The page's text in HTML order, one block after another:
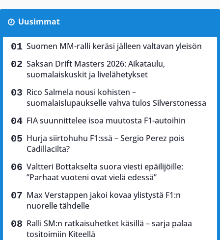
Uusimmat
Suomen MM-ralli keräsi jälleen valtavan yleisön
Saksan Drift Masters 2026: Aikataulu,
suomalaiskuskit ja livelähetykset
Rico Salmela nousi kohisten –
suomalaislupaukselle vahva tulos Silverstonessa
FIA suunnittelee isoa muutosta F1-autoihin
Hurja siirtohuhu F1:ssä – Sergio Perez pois
Cadillacilta?
Valtteri Bottakselta suora viesti epäilijöille:
”Parhaat vuoteni ovat vielä edessä”
Max Verstappen jakoi kovaa ylistystä F1:n
nuorelle tähdelle
Ralli SM:n ratkaisuhetket käsillä – sarja palaa
tositoimiin Kiteellä